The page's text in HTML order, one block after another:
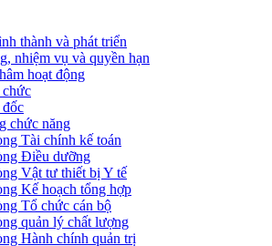
thành và phát triển
nhiệm vụ và quyền hạn
hoạt động
chức
chức năng
Tài chính kế toán
Điều dưỡng
Vật tư thiết bị Y tế
Kế hoạch tổng hợp
Tổ chức cán bộ
quản lý chất lượng
Hành chính quản trị